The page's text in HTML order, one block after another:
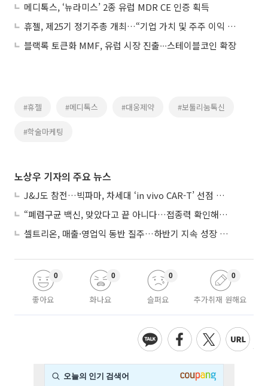
메디톡스, ‘뉴라미스’ 2종 유럽 MDR CE 인증 획득
휴젤, 제25기 정기주총 개최…“기업 가치 및 주주 이익 극대화 집중”
블랙록 토큰화 MMF, 유럽 시장 진출∙∙∙스테이블코인 확장
#휴젤 #메디톡스 #대웅제약 #보툴리눔톡신
#학술마케팅
노상우 기자의 주요 뉴스
J&J도 참전…빅파마, 차세대 ‘in vivo CAR-T’ 선점 경쟁 본격화
“폐렴구균 백신, 맞았다고 끝 아니다…접종력 확인해야”
셀트리온, 매출·영업익 동반 질주…하반기 지속 성장 전망에 주목
좋아요
0
화나요
0
슬퍼요
0
추가취재 원해요
0